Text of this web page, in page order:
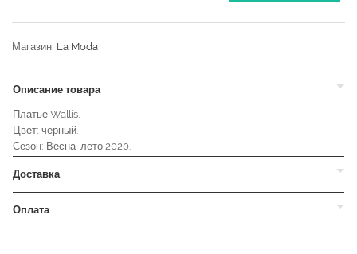
Магазин: La Moda
Описание товара
Платье Wallis.
Цвет: черный.
Сезон: Весна-лето 2020.
Доставка
Оплата